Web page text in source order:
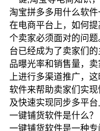
淘宝拼多多用什么软件
在电商平台上，如何
个卖家必须面对的问
台已经成为了卖家们
品曝光率和销售量，
上进行多渠道推广，
软件来帮助卖家们实
及快速实现同步多平台
一键铺货软件是什么？
一键铺货软件是一种